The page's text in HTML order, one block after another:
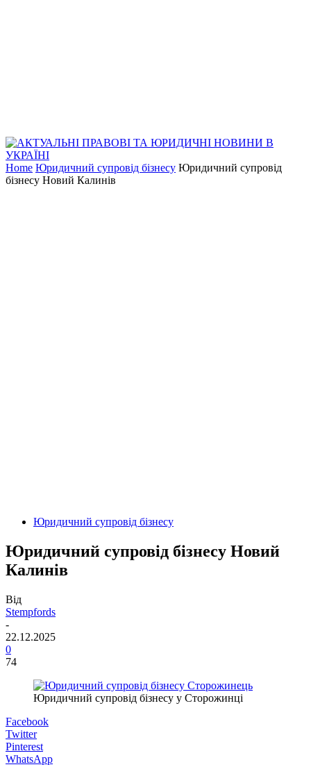
Home Юридичний супровід бізнесу Юридичний супровід
бізнесу Новий Калинів
Юридичний супровід бізнесу
Юридичний супровід бізнесу Новий
Калинів
Від
Stempfords
-
22.12.2025
0
74
Юридичний супровід бізнесу у Сторожинці
Facebook
Twitter
Pinterest
WhatsApp